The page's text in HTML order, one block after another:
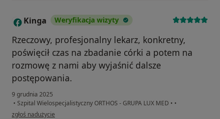
K Kinga Weryfikacja wizyty
Rzeczowy, profesjonalny lekarz, konkretny,
poświęcił czas na zbadanie córki a potem na
rozmowę z nami aby wyjaśnić dalsze
postępowania.
9 grudnia 2025
• Szpital Wielospecjalistyczny ORTHOS - GRUPA LUX MED • •
w opinii użytkownika Kinga
zgłoś nadużycie